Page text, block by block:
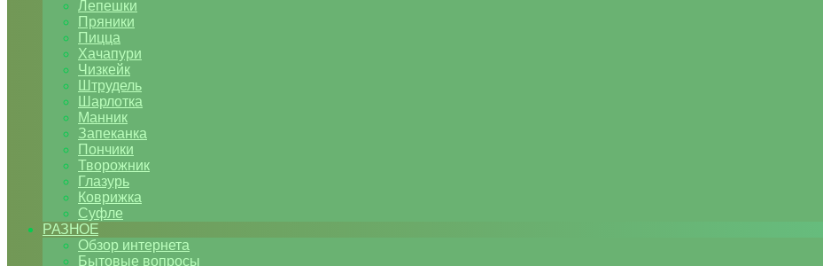
Лепешки
Пряники
Пицца
Хачапури
Чизкейк
Штрудель
Шарлотка
Манник
Запеканка
Пончики
Творожник
Глазурь
Коврижка
Суфле
РАЗНОЕ
Обзор интернета
Бытовые вопросы